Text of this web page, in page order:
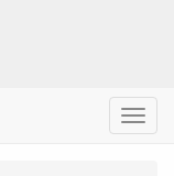
Menu